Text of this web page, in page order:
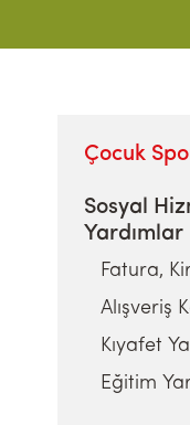
Çocuk
Sosyal
Yardımlar
Fatura,
Alışveriş
Kıyafet
Eğitim